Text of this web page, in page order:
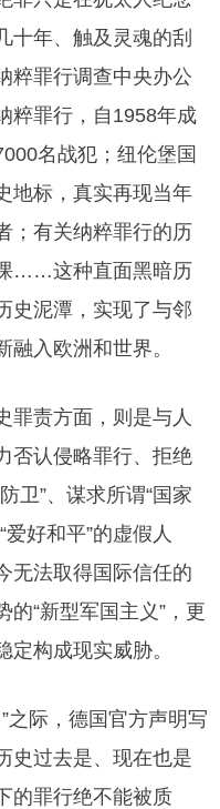
十年、触及灵魂的刮
粹罪行调查中央办公
粹罪行，自1958年成
名战犯；纽伦堡国
地标，真实再现当年
；有关纳粹罪行的历
……这种直面黑暗历
史泥潭，实现了与邻
入欧洲和世界。
责方面，则是与人
否认侵略罪行、拒绝
卫”、谋求所谓“国家
好和平”的虚假人
无法取得国际信任的
“新型军国主义”，更
构成现实威胁。
际，德国官方声明写
史过去是、现在也是
的罪行绝不能被质